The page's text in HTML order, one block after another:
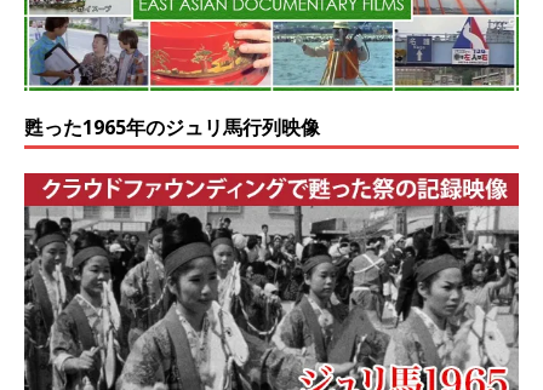
甦った1965年のジュリ馬行列映像